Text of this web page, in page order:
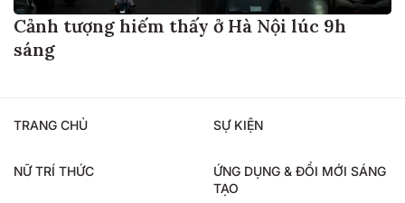
Cảnh tượng hiếm thấy ở Hà Nội lúc 9h
sáng
TRANG CHỦ SỰ KIỆN
NỮ TRÍ THỨC
ỨNG DỤNG & ĐỔI MỚI SÁNG
TẠO